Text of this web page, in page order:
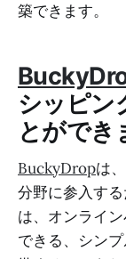
築できます。
シッピン
とができ
BuckyDropは
分野に参入す
は、オンライ
できる、シン